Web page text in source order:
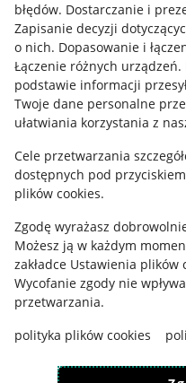
błędów. Dostarczanie i
Zapisanie decyzji
o nich. Dopasowanie i
Łączenie różnych urządzeń.
podstawie informacji
Twoje dane personalne
ułatwiania korzystania z
Cele przetwarzania
dostępnych pod
plików cookies.
Zgodę wyrażasz
Możesz ją w każdym
zakładce Ustawienia plików
Wycofanie zgody nie
przetwarzania.
polityka plików cookies
Informacje prawne
Regulamin
Polityka plików "cookies"
Ustawienia plików "cookies"
Udostępnianie lokalizacji
Informacje dla Aktu o
Pobierz aplikację